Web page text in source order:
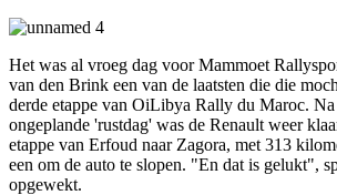
Het was al vroeg dag voor Mammoet
van den Brink een van de laatsten die die
derde etappe van OiLibya Rally du Maroc. Na
ongeplande 'rustdag' was de Renault weer
etappe van Erfoud naar Zagora, met 313
een om de auto te slopen. "En dat is gelukt",
opgewekt.